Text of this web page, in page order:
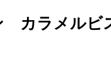
カラメルビ